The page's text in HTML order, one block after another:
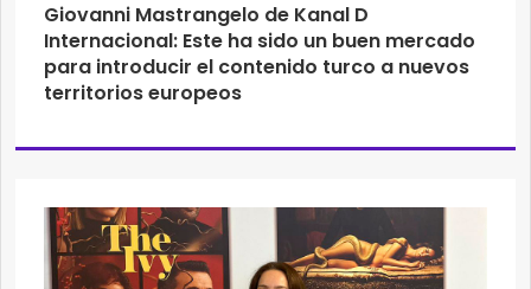
Giovanni Mastrangelo de Kanal D
Internacional: Este ha sido un buen mercado
para introducir el contenido turco a nuevos
territorios europeos